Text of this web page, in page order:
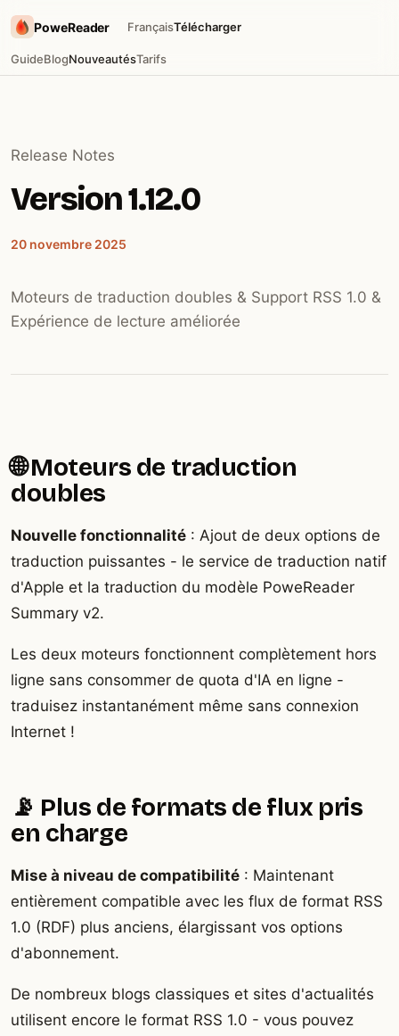
PoweReader
GuideBlogNouveautésTarifs
FrançaisTélécharger
Release Notes
Version 1.12.0
20 novembre 2025
Moteurs de traduction doubles & Support RSS 1.0 &
Expérience de lecture améliorée
🌐 Moteurs de traduction
doubles
Nouvelle fonctionnalité : Ajout de deux options de
traduction puissantes - le service de traduction natif
d'Apple et la traduction du modèle PoweReader
Summary v2.
Les deux moteurs fonctionnent complètement hors
ligne sans consommer de quota d'IA en ligne -
traduisez instantanément même sans connexion
Internet !
📡 Plus de formats de flux pris
en charge
Mise à niveau de compatibilité : Maintenant
entièrement compatible avec les flux de format RSS
1.0 (RDF) plus anciens, élargissant vos options
d'abonnement.
De nombreux blogs classiques et sites d'actualités
utilisent encore le format RSS 1.0 - vous pouvez